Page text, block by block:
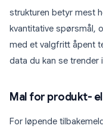
strukturen betyr mest
kvantitative spørsmål,
med et valgfritt åpent
data du kan se trender
Mal for produkt-
For løpende